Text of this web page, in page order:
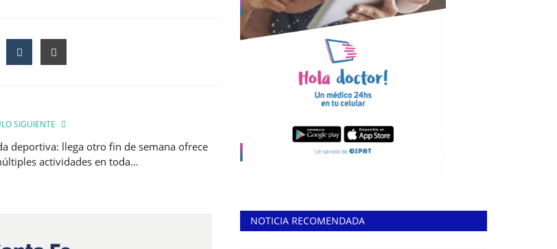
SIGUIENTE
deportiva: llega otro fin de semana ofrece
actividades en toda...
NOTICIA RECOMENDADA